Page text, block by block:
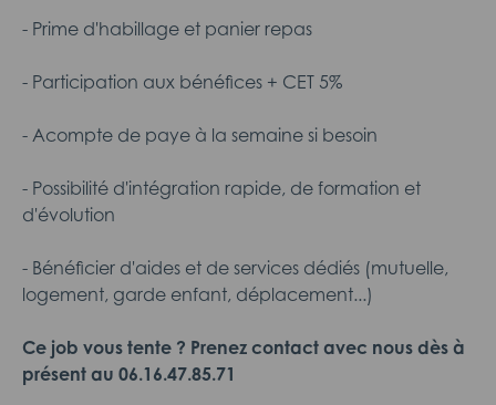
- Prime d'habillage et panier repas
- Participation aux bénéfices + CET 5%
- Acompte de paye à la semaine si besoin
- Possibilité d'intégration rapide, de formation et
d'évolution
- Bénéficier d'aides et de services dédiés (mutuelle,
logement, garde enfant, déplacement...)
Ce job vous tente ? Prenez contact avec nous dès à
présent au 06.16.47.85.71